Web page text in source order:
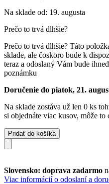
Na sklade od: 19. augusta
Prečo to trvá dlhšie?
Prečo to trvá dlhšie? Táto
sklade, ale čoskoro bude k
teraz a odoslaný Vám bude
poznámku
Doručenie do piatok, 21.
Na sklade zostáva už len 0 ks
si objednáte viac kusov, môže
Pridať do košíka
Slovensko: doprava zadarmo
Viac informácií o odoslaní a